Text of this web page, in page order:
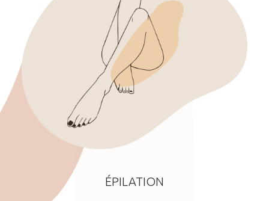
ÉPILATION